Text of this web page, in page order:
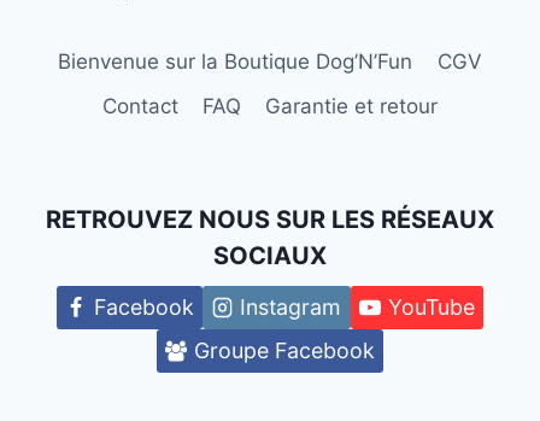
Bienvenue sur la Boutique Dog’N’Fun
CGV
Contact
FAQ Garantie et retour
RETROUVEZ NOUS SUR LES RÉSEAUX
SOCIAUX
Facebook Instagram
YouTube
Groupe Facebook